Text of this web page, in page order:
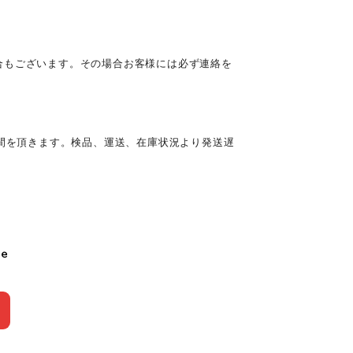
ございます。その場合お客様には必ず連絡を
頂きます。検品、運送、在庫状況より発送遅